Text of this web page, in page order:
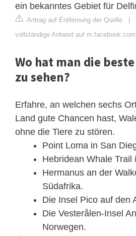
ein bekanntes Gebiet für
Antrag auf Entfernung der Quelle |
vollständige Antwort auf
Wo hat man die
zu sehen?
Erfahre, an welchen sechs
Land gute Chancen hast,
ohne die Tiere zu stören.
Point Loma in San
Hebridean Whale Trail
Hermanus an der
Südafrika.
Die Insel Pico auf den
Die Vesterålen-Insel
Norwegen.